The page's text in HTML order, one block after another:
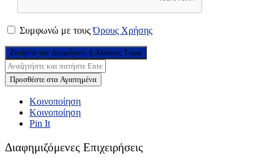
Συμφωνώ με τουςΌρους Χρήσης
Ζητήστε την Διαχείριση ή Αλλαγές Τώρα
Προσθέστε στα Αγαπημένα
Κοινοποίηση
Κοινοποίηση
Pin It
Διαφημιζόμενες Επιχειρήσεις